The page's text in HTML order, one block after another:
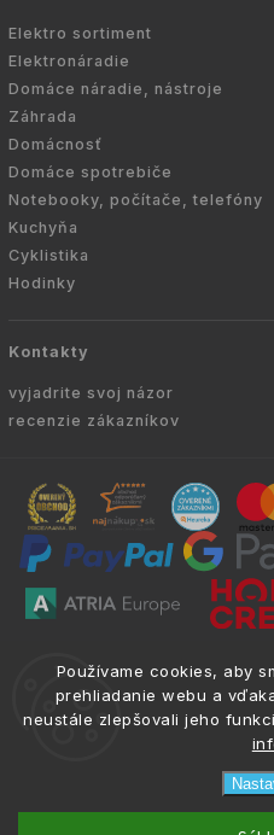
Používame cookies, aby
prehliadanie webu a
neustále zlepšovali jeho
Elektro sortiment
Elektronáradie
Domáce náradie, nástroje
Záhrada
Domácnosť
Domáce spotrebiče
Notebooky, počítače, telefóny
Kuchyňa
Cyklistika
Hodinky
Kontakty
vyjadrite svoj názor
recenzie zákazníkov
Všetky